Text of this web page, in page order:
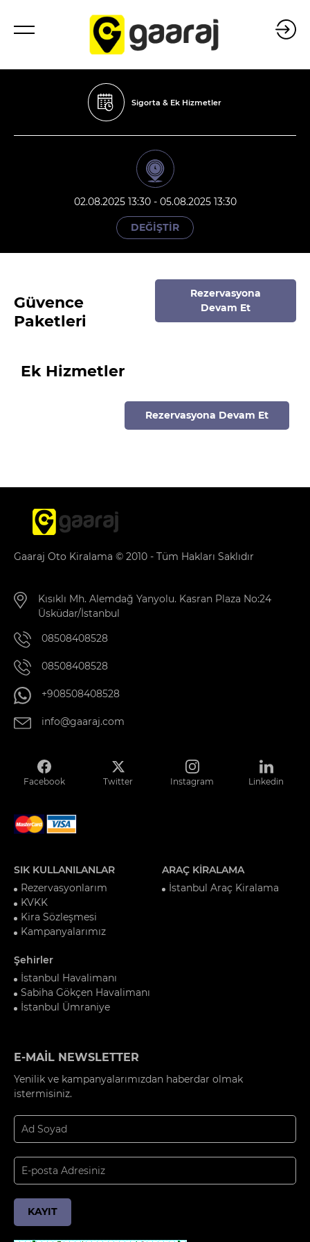
Sigorta & Ek Hizmetler
02.08.2025 13:30 - 05.08.2025 13:30
DEĞİŞTİR
Güvence
Paketleri
Rezervasyona
Devam Et
Ek Hizmetler
Rezervasyona Devam Et
Gaaraj Oto Kiralama © 2010 - Tüm Hakları Saklıdır
Kısıklı Mh. Alemdağ Yanyolu. Kasran Plaza No:24
Üsküdar/İstanbul
08508408528
08508408528
+908508408528
info@gaaraj.com
Facebook Twitter Instagram Linkedin
SIK KULLANILANLAR
Rezervasyonlarım
KVKK
Kira Sözleşmesi
Kampanyalarımız
ARAÇ KİRALAMA
İstanbul Araç Kiralama
Şehirler
İstanbul Havalimanı
Sabiha Gökçen Havalimanı
İstanbul Ümraniye
E-MAİL NEWSLETTER
Yenilik ve kampanyalarımızdan haberdar olmak
istermisiniz.
KAYIT